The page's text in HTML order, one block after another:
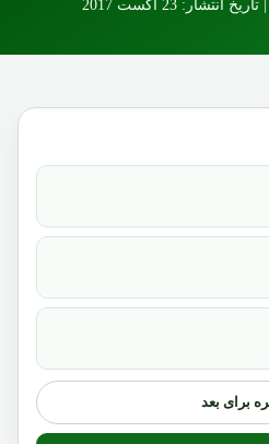
23 آگست 2017
برای بعد